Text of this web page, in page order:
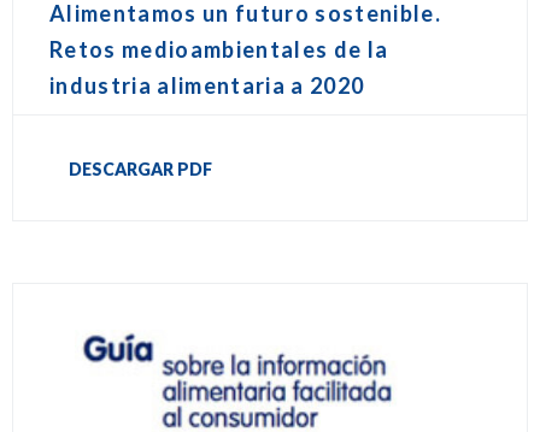
Alimentamos un futuro sostenible.
Retos medioambientales de la
industria alimentaria a 2020
DESCARGAR PDF